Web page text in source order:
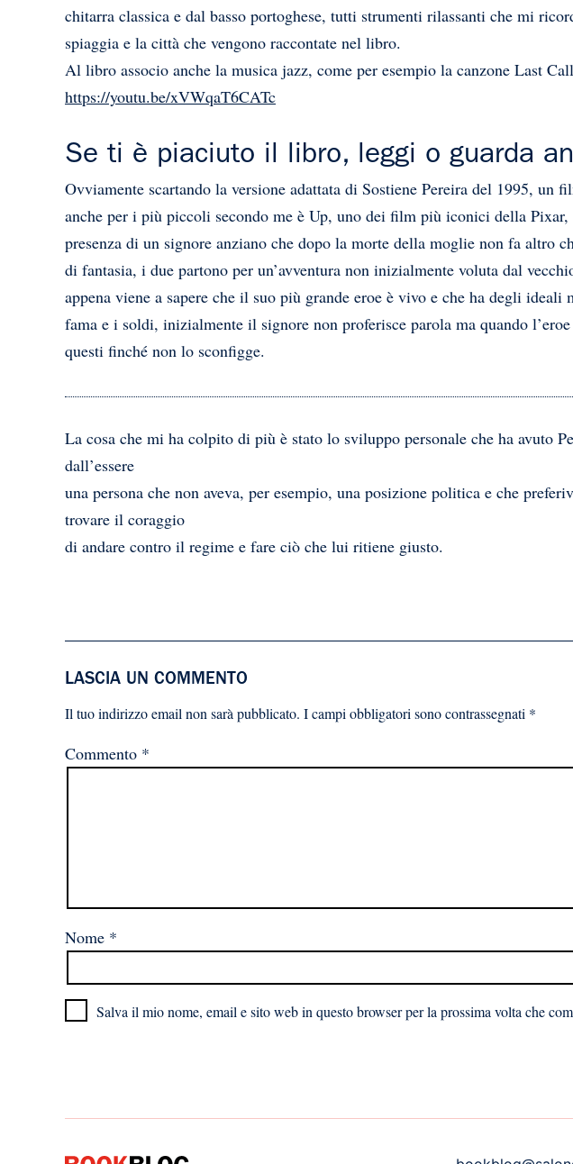
chitarra classica e dal basso portoghese, tutti strumenti rilassanti che mi
spiaggia e la città che vengono raccontate nel libro.
Al libro associo anche la musica jazz, come per esempio la canzone Last
https://youtu.be/xVWqaT6CATc
Se ti è piaciuto il libro, leggi o guarda
Ovviamente scartando la versione adattata di Sostiene Pereira del 1995,
anche per i più piccoli secondo me è Up, uno dei film più iconici della
presenza di un signore anziano che dopo la morte della moglie non fa altro
di fantasia, i due partono per un’avventura non inizialmente voluta dal
appena viene a sapere che il suo più grande eroe è vivo e che ha degli
fama e i soldi, inizialmente il signore non proferisce parola ma quando
questi finché non lo sconfigge.
La cosa che mi ha colpito di più è stato lo sviluppo personale che ha avuto
dall’essere
una persona che non aveva, per esempio, una posizione politica e che
trovare il coraggio
di andare contro il regime e fare ciò che lui ritiene giusto.
LASCIA UN COMMENTO
Il tuo indirizzo email non sarà pubblicato. I campi obbligatori sono contrassegnati *
Commento *
Nome *
Salva il mio nome, email e sito web in questo browser per la prossima volta che